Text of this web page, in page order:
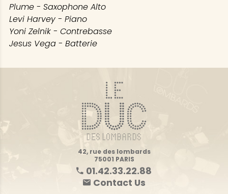
Plume - Saxophone Alto
Levi Harvey - Piano
Yoni Zelnik - Contrebasse
Jesus Vega - Batterie
42, rue des lombards
75001 PARIS
01.42.33.22.88
Contact Us